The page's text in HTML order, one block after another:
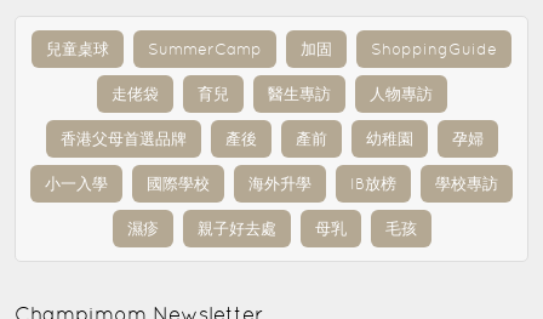
兒童桌球 SummerCamp 加固 ShoppingGuide
走佬袋 育兒 醫生專訪 人物專訪
香港父母首選品牌 產後 產前 幼稚園 孕婦
小一入學 國際學校 海外升學 IB放榜 學校專訪
濕疹 親子好去處 母乳 毛孩
Champimom Newsletter